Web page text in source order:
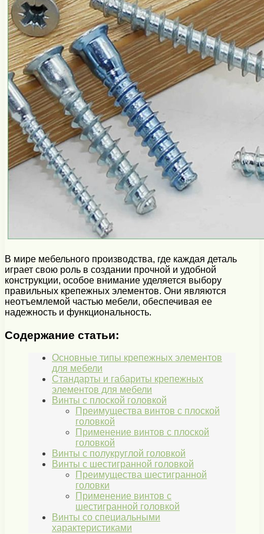
В мире мебельного производства, где каждая деталь
играет свою роль в создании прочной и удобной
конструкции, особое внимание уделяется выбору
правильных крепежных элементов. Они являются
неотъемлемой частью мебели, обеспечивая ее
надежность и функциональность.
Содержание статьи:
Основные типы крепежных элементов
для мебели
Стандарты и габариты крепежных
элементов для мебели
Винты с плоской головкой
Преимущества винтов с плоской
головкой
Применение винтов с плоской
головкой
Винты с полукруглой головкой
Винты с шестигранной головкой
Преимущества шестигранной
головки
Применение винтов с
шестигранной головкой
Винты со специальными
характеристиками